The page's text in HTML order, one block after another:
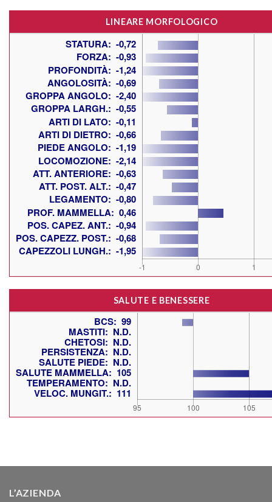
LINEARE MORFOLOGICO
SALUTE E BENESSERE
L’AZIENDA